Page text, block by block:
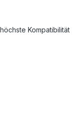
Kompatibilität